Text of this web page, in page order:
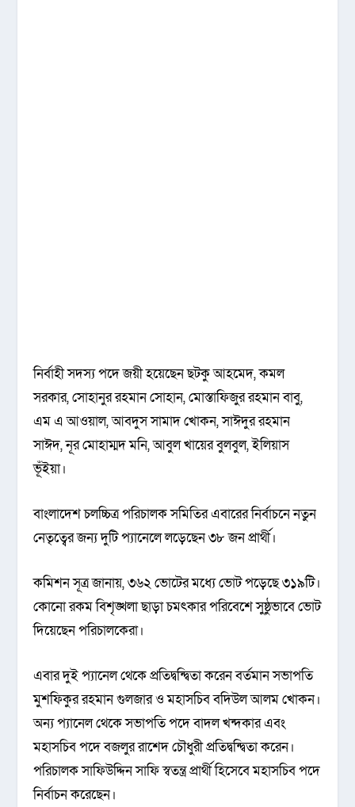
নির্বাহী সদস্য পদে জয়ী হয়েছেন ছটকু আহমেদ, কমল
সরকার, সোহানুর রহমান সোহান, মোস্তাফিজুর রহমান বাবু,
এম এ আওয়াল, আবদুস সামাদ খোকন, সাঈদুর রহমান
সাঈদ, নূর মোহাম্মদ মনি, আবুল খায়ের বুলবুল, ইলিয়াস
ভূঁইয়া।
বাংলাদেশ চলচ্চিত্র পরিচালক সমিতির এবারের নির্বাচনে নতুন
নেতৃত্বের জন্য দুটি প্যানেলে লড়েছেন ৩৮ জন প্রার্থী।
কমিশন সূত্র জানায়, ৩৬২ ভোটের মধ্যে ভোট পড়েছে ৩১৯টি।
কোনো রকম বিশৃঙ্খলা ছাড়া চমৎকার পরিবেশে সুষ্ঠুভাবে ভোট
দিয়েছেন পরিচালকেরা।
এবার দুই প্যানেল থেকে প্রতিদ্বন্দ্বিতা করেন বর্তমান সভাপতি
মুশফিকুর রহমান গুলজার ও মহাসচিব বদিউল আলম খোকন।
অন্য প্যানেল থেকে সভাপতি পদে বাদল খন্দকার এবং
মহাসচিব পদে বজলুর রাশেদ চৌধুরী প্রতিদ্বন্দ্বিতা করেন।
পরিচালক সাফিউদ্দিন সাফি স্বতন্ত্র প্রার্থী হিসেবে মহাসচিব পদে
নির্বাচন করেছেন।